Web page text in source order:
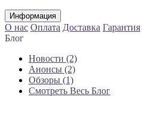
Информация
О нас Оплата Доставка Гарантия
Блог
Новости (2)
Анонсы (2)
Обзоры (1)
Смотреть Весь Блог